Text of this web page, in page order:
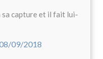
sa capture et il fait lui-